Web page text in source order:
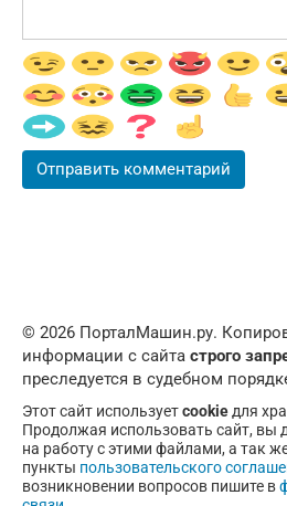
© 2026 ПорталМашин.ру.
информации с сайта строго
преследуется в судебном
Этот сайт используетcookie для
Продолжая использовать сайт, вы
на работу с этими файлами, а так
пункты пользовательского
возникновении вопросов пишите в